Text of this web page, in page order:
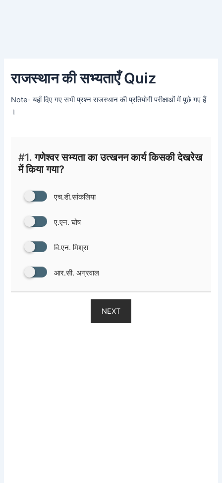
राजस्थान की सभ्यताएँ Quiz
Note- यहाँ दिए गए सभी प्रश्न राजस्थान की प्रतियोगी परीक्षाओं में पूछे गए हैं
।
#1. गणेश्वर सभ्यता का उत्खनन कार्य किसकी देखरेख
में किया गया?
एच.डी.सांकलिया
ए.एन. घोष
वि.एन. मिश्रा
आर.सी. अग्रवाल
NEXT